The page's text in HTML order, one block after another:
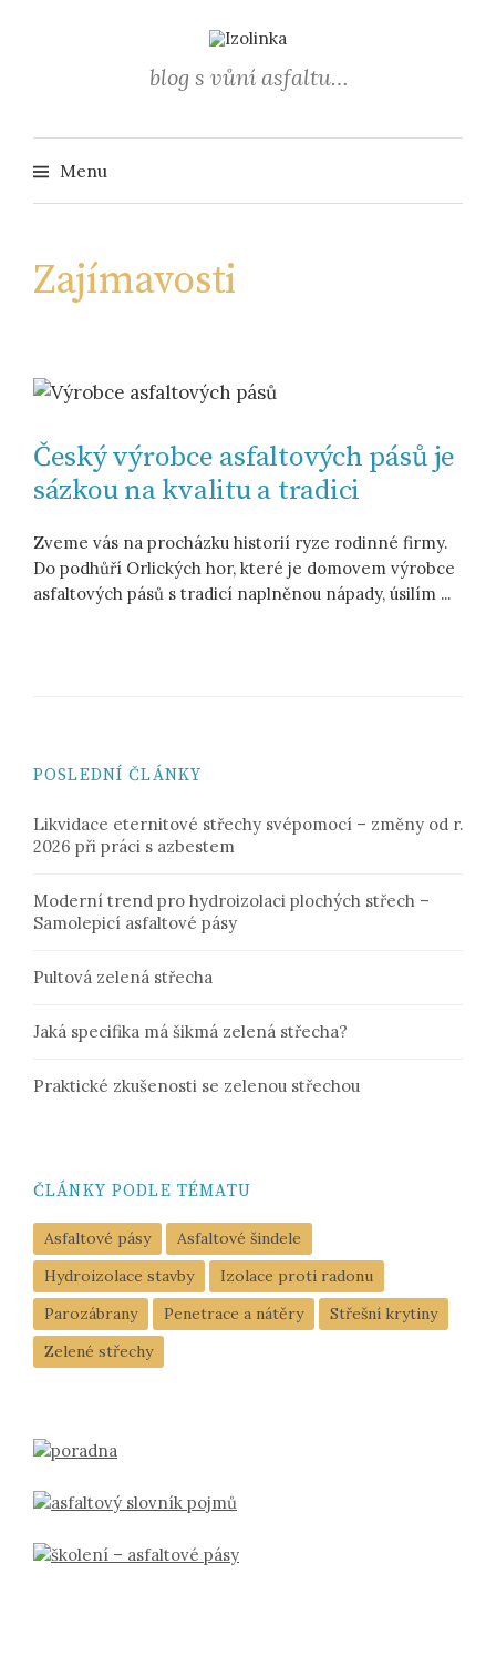
blog s vůní asfaltu…
Menu
Zajímavosti
Český výrobce asfaltových pásů je
sázkou na kvalitu a tradici
Zveme vás na procházku historií ryze rodinné firmy.
Do podhůří Orlických hor, které je domovem výrobce
asfaltových pásů s tradicí naplněnou nápady, úsilím ...
POSLEDNÍ ČLÁNKY
Likvidace eternitové střechy svépomocí – změny od r.
2026 při práci s azbestem
Moderní trend pro hydroizolaci plochých střech –
Samolepicí asfaltové pásy
Pultová zelená střecha
Jaká specifika má šikmá zelená střecha?
Praktické zkušenosti se zelenou střechou
ČLÁNKY PODLE TÉMATU
Asfaltové pásy
Asfaltové šindele
Hydroizolace stavby
Izolace proti radonu
Parozábrany
Penetrace a nátěry
Střešní krytiny
Zelené střechy